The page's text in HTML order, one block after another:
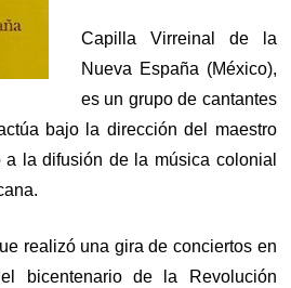
Capilla Virreinal de la
Nueva España (México),
es un grupo de cantantes
bajo la dirección del maestro
la difusión de la música colonial
realizó una gira de conciertos en
bicentenario de la Revolución